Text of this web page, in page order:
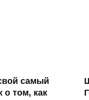
самый
о том, как